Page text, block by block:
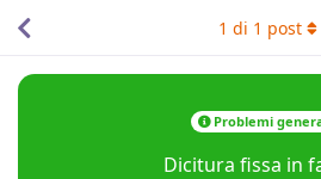
Problemi
Dicitura fissa in
1 di 1 post